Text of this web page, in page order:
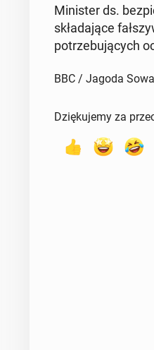
Mi­ni­ster ds.
skła­da­ją­ce
po­trze­bu­ją­cych
BBC / Jagoda Sowa
Dziękujemy za